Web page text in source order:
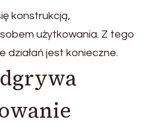
konstrukcją,
użytkowania. Z tego
działań jest konieczne.